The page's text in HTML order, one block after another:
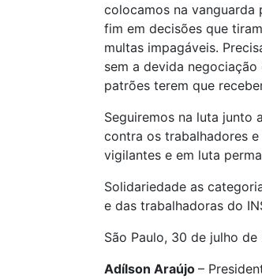
colocamos na
fim em decisões que
multas impagáveis.
sem a devida
patrões terem que
Seguiremos na luta junto
contra os trabalhadores
vigilantes e em luta
Solidariedade as
e das trabalhadoras do
São Paulo, 30 de julho
Adílson Araújo –